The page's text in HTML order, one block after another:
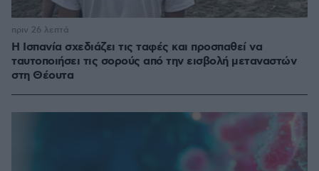
Η Ισπανία σχεδιάζει τις ταφές και προσπαθεί να
ταυτοποιήσει τις σορούς από την εισβολή μεταναστών
στη Θέουτα
πριν 26 λεπτά